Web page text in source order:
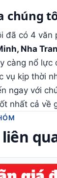
chúng
đã có 4 văn
Nha
càng nổ lực
vụ kịp thời
ngay với
nhất cả về